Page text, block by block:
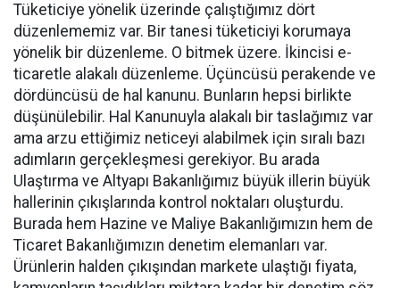
Tüketiciye yönelik üzerinde çalıştığımız dört
düzenlememiz var. Bir tanesi tüketiciyi korumaya
yönelik bir düzenleme. O bitmek üzere. İkincisi e-
ticaretle alakalı düzenleme. Üçüncüsü perakende ve
dördüncüsü de hal kanunu. Bunların hepsi birlikte
düşünülebilir. Hal Kanunuyla alakalı bir taslağımız var
ama arzu ettiğimiz neticeyi alabilmek için sıralı bazı
adımların gerçekleşmesi gerekiyor. Bu arada
Ulaştırma ve Altyapı Bakanlığımız büyük illerin büyük
hallerinin çıkışlarında kontrol noktaları oluşturdu.
Burada hem Hazine ve Maliye Bakanlığımızın hem de
Ticaret Bakanlığımızın denetim elemanları var.
Ürünlerin halden çıkışından markete ulaştığı fiyata,